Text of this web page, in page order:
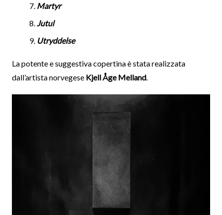
Martyr
Jutul
Utryddelse
La potente e suggestiva copertina è stata realizzata
dall’artista norvegeseKjell Åge Melland.